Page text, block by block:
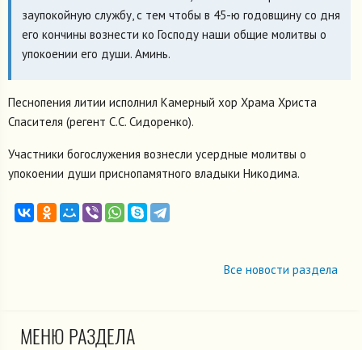
заупокойную службу, с тем чтобы в 45-ю годовщину со дня
его кончины вознести ко Господу наши общие молитвы о
упокоении его души. Аминь.
Песнопения литии исполнил Камерный хор Храма Христа
Спасителя (регент С.С. Сидоренко).
Участники богослужения вознесли усердные молитвы о
упокоении души приснопамятного владыки Никодима.
Все новости раздела
МЕНЮ РАЗДЕЛА